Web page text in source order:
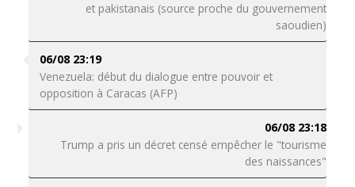
et pakistanais (source proche du gouvernement
saoudien)
06/08 23:19
Venezuela: début du dialogue entre pouvoir et
opposition à Caracas (AFP)
06/08 23:18
Trump a pris un décret censé empêcher le "tourisme
des naissances"